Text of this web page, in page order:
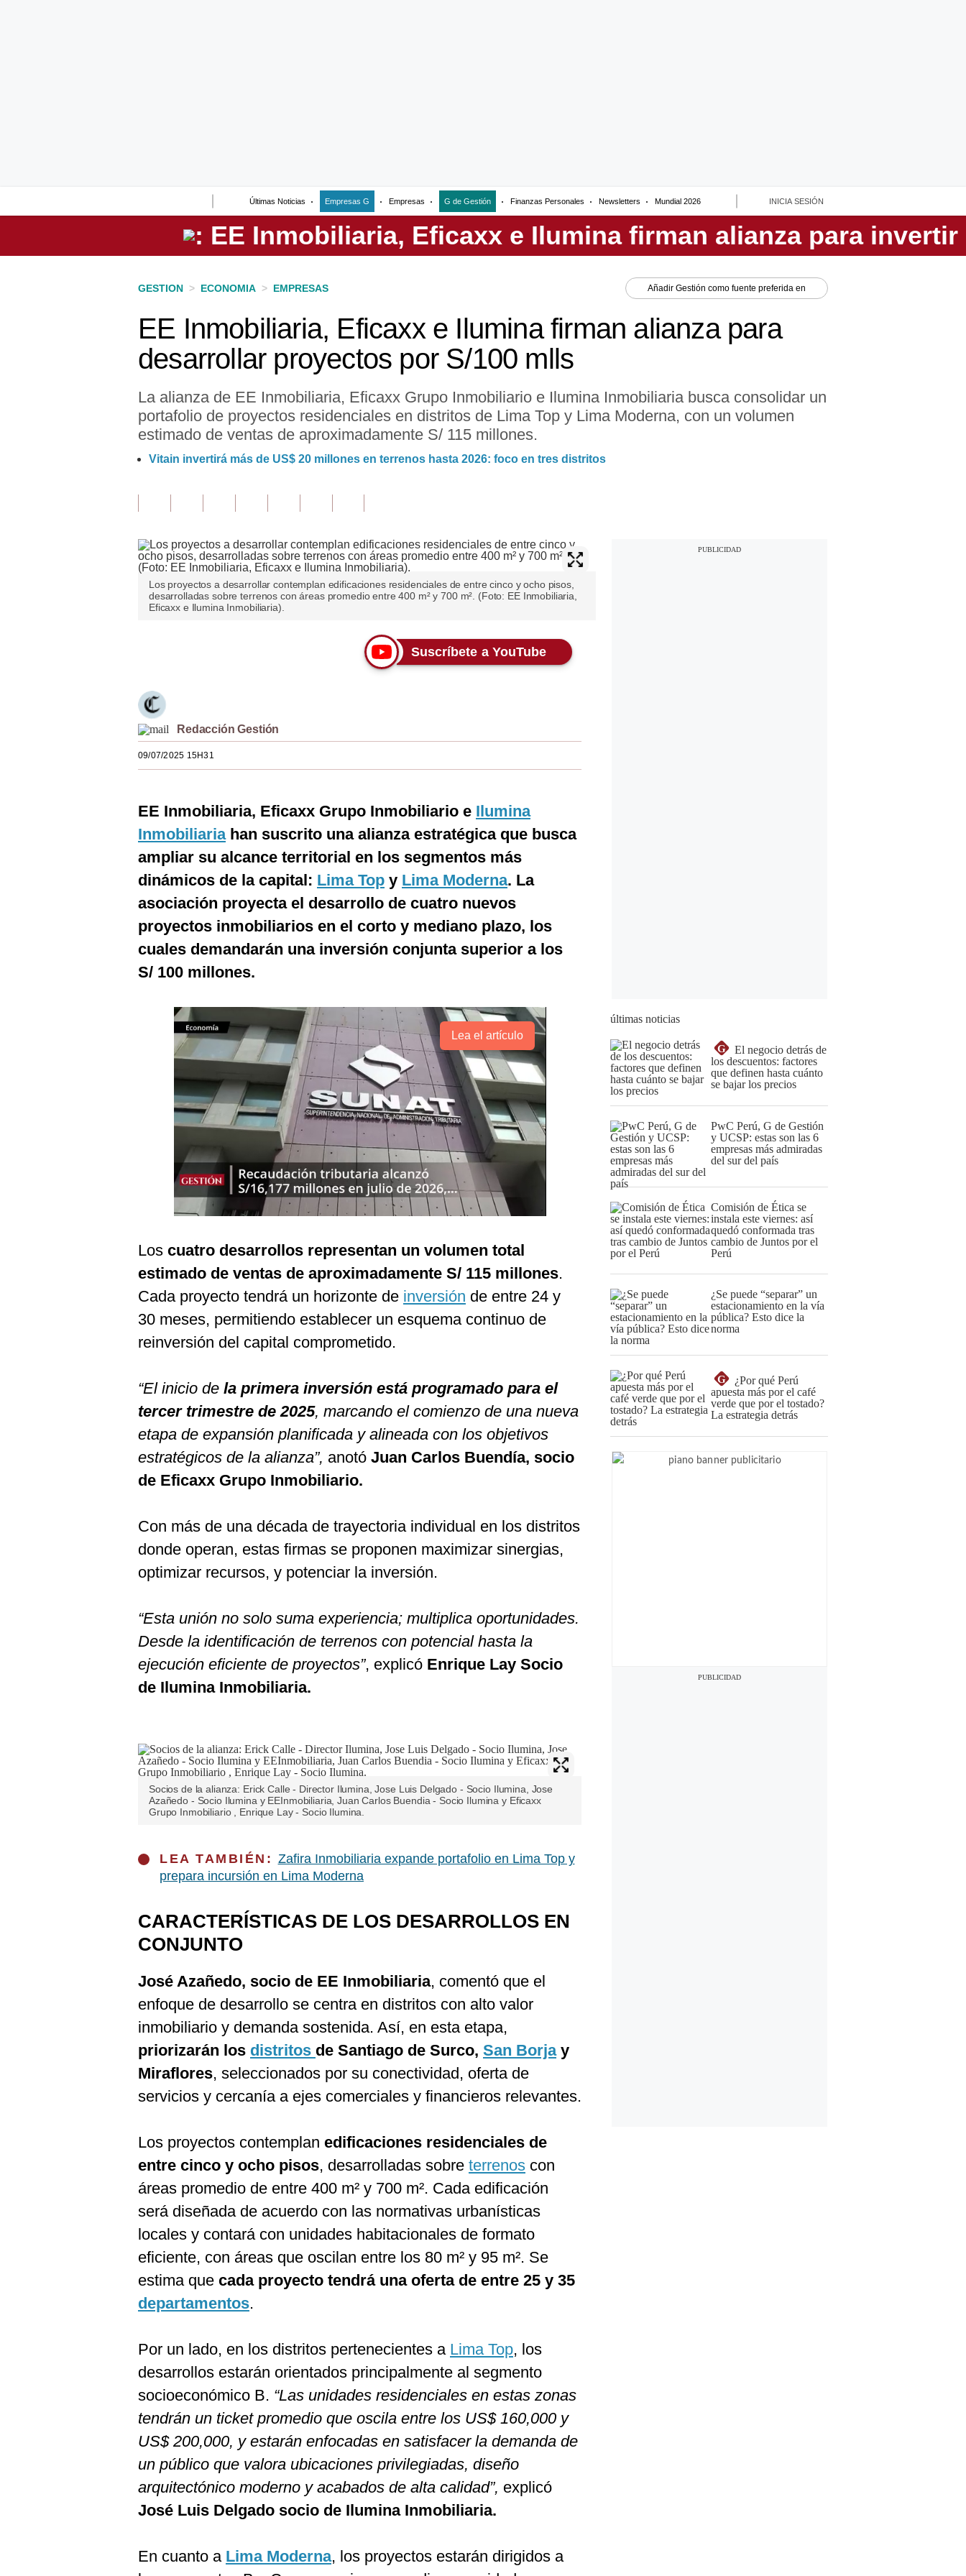
Últimas Noticias Empresas G Empresas G de Gestión Finanzas Personales Newsletters Mundial 2026 INICIA SESIÓN
Perú
GESTION > ECONOMIA > EMPRESAS Añadir Gestión como fuente preferida en
EE Inmobiliaria, Eficaxx e Ilumina firman alianza para
desarrollar proyectos por S/100 mlls
La alianza de EE Inmobiliaria, Eficaxx Grupo Inmobiliario e Ilumina Inmobiliaria busca consolidar un
portafolio de proyectos residenciales en distritos de Lima Top y Lima Moderna, con un volumen
estimado de ventas de aproximadamente S/ 115 millones.
Vitain invertirá más de US$ 20 millones en terrenos hasta 2026: foco en tres distritos
Los proyectos a desarrollar contemplan edificaciones residenciales de entre cinco y ocho pisos,
desarrolladas sobre terrenos con áreas promedio entre 400 m² y 700 m². (Foto: EE Inmobiliaria,
Eficaxx e Ilumina Inmobiliaria).
Suscríbete a YouTube
Redacción Gestión
09/07/2025 15H31
EE Inmobiliaria, Eficaxx Grupo Inmobiliario e Ilumina
Inmobiliariahan suscrito una alianza estratégica que busca
ampliar su alcance territorial en los segmentos más
dinámicos de la capital: Lima Top y Lima Moderna. La
asociación proyecta el desarrollo de cuatro nuevos
proyectos inmobiliarios en el corto y mediano plazo, los
cuales demandarán una inversión conjunta superior a los
S/ 100 millones.
Lea el artículo
Los cuatro desarrollos representan un volumen total
estimado de ventas de aproximadamente S/ 115 millones.
Cada proyecto tendrá un horizonte de inversión de entre 24 y
30 meses, permitiendo establecer un esquema continuo de
reinversión del capital comprometido.
“El inicio de la primera inversión está programado para el
tercer trimestre de 2025, marcando el comienzo de una nueva
etapa de expansión planificada y alineada con los objetivos
estratégicos de la alianza”, anotó Juan Carlos Buendía, socio
de Eficaxx Grupo Inmobiliario.
Con más de una década de trayectoria individual en los distritos
donde operan, estas firmas se proponen maximizar sinergias,
optimizar recursos, y potenciar la inversión.
“Esta unión no solo suma experiencia; multiplica oportunidades.
Desde la identificación de terrenos con potencial hasta la
ejecución eficiente de proyectos”, explicó Enrique Lay Socio
de Ilumina Inmobiliaria.
Socios de la alianza: Erick Calle - Director Ilumina, Jose Luis Delgado - Socio Ilumina, Jose
Azañedo - Socio Ilumina y EEInmobiliaria, Juan Carlos Buendia - Socio Ilumina y Eficaxx
Grupo Inmobiliario , Enrique Lay - Socio Ilumina.
LEA TAMBIÉN: Zafira Inmobiliaria expande portafolio en Lima Top y
prepara incursión en Lima Moderna
CARACTERÍSTICAS DE LOS DESARROLLOS EN
CONJUNTO
José Azañedo, socio de EE Inmobiliaria, comentó que el
enfoque de desarrollo se centra en distritos con alto valor
inmobiliario y demanda sostenida. Así, en esta etapa,
priorizarán los distritos de Santiago de Surco, San Borjay
Miraflores, seleccionados por su conectividad, oferta de
servicios y cercanía a ejes comerciales y financieros relevantes.
Los proyectos contemplan edificaciones residenciales de
entre cinco y ocho pisos, desarrolladas sobre terrenos con
áreas promedio de entre 400 m² y 700 m². Cada edificación
será diseñada de acuerdo con las normativas urbanísticas
locales y contará con unidades habitacionales de formato
eficiente, con áreas que oscilan entre los 80 m² y 95 m². Se
estima que cada proyecto tendrá una oferta de entre 25 y 35
departamentos.
Por un lado, en los distritos pertenecientes a Lima Top, los
desarrollos estarán orientados principalmente al segmento
socioeconómico B. “Las unidades residenciales en estas zonas
tendrán un ticket promedio que oscila entre los US$ 160,000 y
US$ 200,000, y estarán enfocadas en satisfacer la demanda de
un público que valora ubicaciones privilegiadas, diseño
arquitectónico moderno y acabados de alta calidad”, explicó
José Luis Delgado socio de Ilumina Inmobiliaria.
En cuanto a Lima Moderna, los proyectos estarán dirigidos a
últimas noticias
G
El negocio detrás de
los descuentos: factores
que definen hasta cuánto
se bajar los precios
PwC Perú, G de Gestión
y UCSP: estas son las 6
empresas más admiradas
del sur del país
Comisión de Ética se
instala este viernes: así
quedó conformada tras
cambio de Juntos por el
Perú
¿Se puede “separar” un
estacionamiento en la vía
pública? Esto dice la
norma
G
¿Por qué Perú
apuesta más por el café
verde que por el tostado?
La estrategia detrás